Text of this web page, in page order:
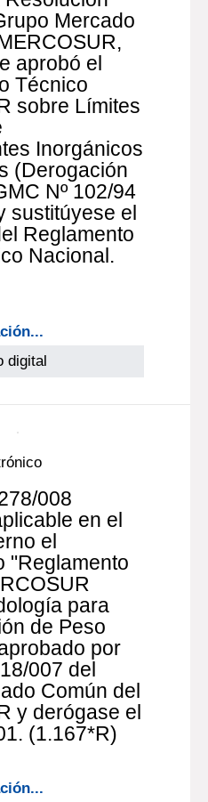
Mercado
aprobó el
Técnico
sobre Límites
Inorgánicos
(Derogación
Nº 102/94
sustitúyese el
Reglamento
Nacional.
digital
008
en el
el
"Reglamento
para
de Peso
por
007 del
Común del
y derógase el
(1.167*R)